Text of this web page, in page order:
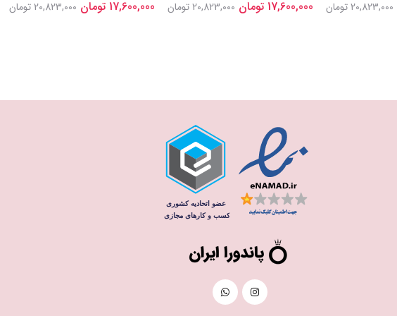
20,823,000 تومان 17,600,000 تومان 20,823,000 تومان 17,600,000 تومان 20,823,000 تومان